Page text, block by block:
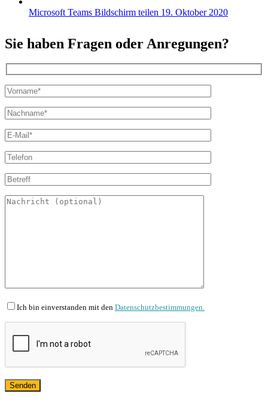
Microsoft Teams Bildschirm teilen 19. Oktober 2020
Sie haben Fragen oder Anregungen?
Ich bin einverstanden mit den Datenschutzbestimmungen.